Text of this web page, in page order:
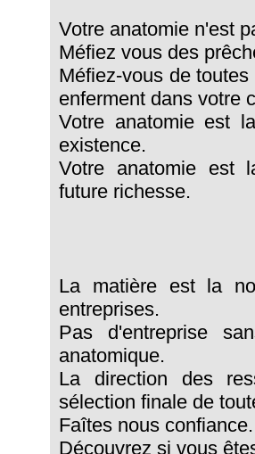
Votre anatomie n'est
Méfiez vous des
Méfiez-vous de
enferment dans votre
Votre anatomie est
existence.
Votre anatomie est
future richesse.
La matière est la
entreprises.
Pas d'entreprise
anatomique.
La direction des
sélection finale de
Faîtes nous confiance.
Découvrez si vous